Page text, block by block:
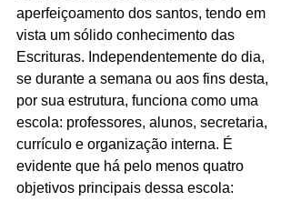
aperfeiçoamento dos santos, tendo em
vista um sólido conhecimento das
Escrituras. Independentemente do dia,
se durante a semana ou aos fins desta,
por sua estrutura, funciona como uma
escola: professores, alunos, secretaria,
currículo e organização interna. É
evidente que há pelo menos quatro
objetivos principais dessa escola: